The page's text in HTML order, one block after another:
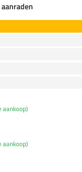
aankoop)
aankoop)